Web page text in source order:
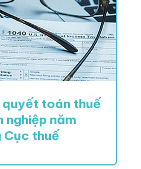
quyết toán thuế
nghiệp năm
Cục thuế